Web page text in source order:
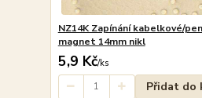
NZ14K Zapínání kabelkové/
magnet 14mm nikl
5,9 Kč/ks
Přidat do